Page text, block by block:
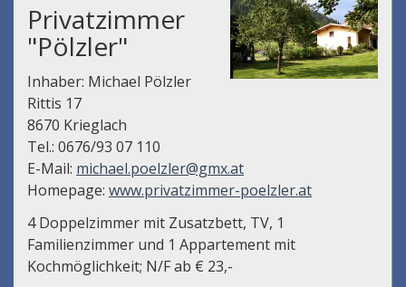
Privatzimmer
"Pölzler"
Inhaber: Michael Pölzler
Rittis 17
8670 Krieglach
Tel.: 0676/93 07 110
E-Mail: michael.poelzler@gmx.at
Homepage: www.privatzimmer-poelzler.at
4 Doppelzimmer mit Zusatzbett, TV, 1
Familienzimmer und 1 Appartement mit
Kochmöglichkeit; N/F ab € 23,-